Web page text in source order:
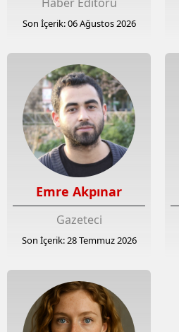
Son İçerik: 06 Ağustos 2026
Emre Akpınar
Gazeteci
Son İçerik: 28 Temmuz 2026